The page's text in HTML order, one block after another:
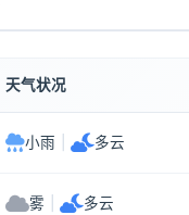
天气状况
小雨 多云
雾 多云